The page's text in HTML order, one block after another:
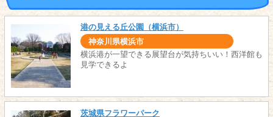
港の見える丘公園（横浜市）
神奈川県横浜市
横浜港が一望できる展望台が気持ちいい！西洋館も
見学できるよ
茨城県フラワーパーク